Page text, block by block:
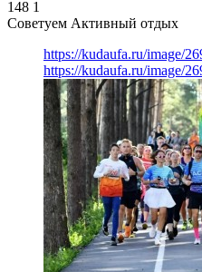
148 1
Советуем Активный отдых
https://kudaufa.ru/image/
https://kudaufa.ru/image/